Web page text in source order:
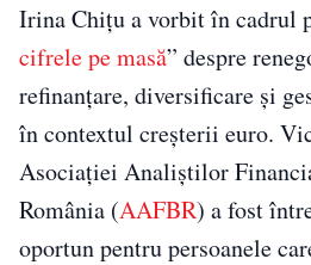
Irina Chițu a vorbit în cadrul
cifrele pe masă” despre
refinanțare, diversificare și
în contextul creșterii euro.
Asociației Analiștilor
România (AAFBR) a fost
oportun pentru persoanele